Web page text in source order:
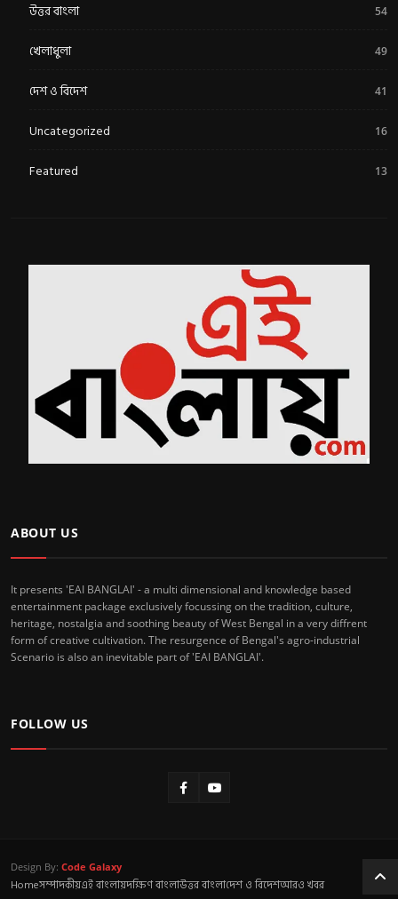
উত্তর বাংলা 54
খেলাধুলা 49
দেশ ও বিদেশ 41
Uncategorized 16
Featured 13
ABOUT US
It presents 'EAI BANGLAI' - a multi dimensional and knowledge based
entertainment package exclusively focussing on the tradition, culture,
heritage, nostalgia and soothing beauty of West Bengal in a very diffrent
form of creative cultivation. The resurgence of Bengal's agro-industrial
Scenario is also an inevitable part of 'EAI BANGLAI'.
FOLLOW US
Design By: Code Galaxy
Homeসম্পাদকীয়এই বাংলায়দক্ষিণ বাংলাউত্তর বাংলাদেশ ও বিদেশআরও খবর